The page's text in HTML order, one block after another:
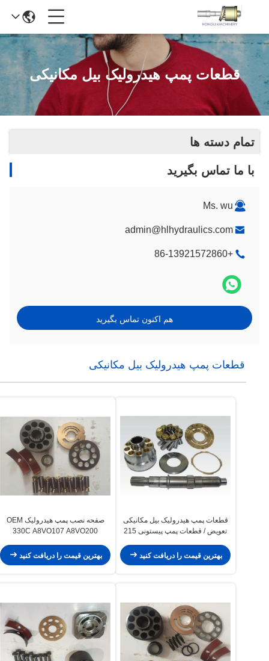
قطعات پمپ هیدرولیک بیل مکانیکی
تمام دسته ها
با ما تماس بگیرید
Ms. wu
admin@hlhydraulics.com
+86-13921572860
هم اکنون تماس بگیرید
قطعات پمپ هیدرولیک بیل مکانیکی
قطعات پمپ هیدرولیک بیل مکانیکی
تعویض / قطعات پمپ پیستونی 215
بهترین قیمت را دریافت کنید
صفحه نصب پمپ هیدرولیک OEM
330C A8VO107 A8VO200
بهترین قیمت را دریافت کنید